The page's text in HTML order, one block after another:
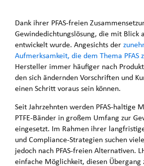
Dank ihrer PFAS-freien
Gewindedichtungslösung, die mit Blick
entwickelt wurde. Angesichts der
Aufmerksamkeit, die dem Thema PFAS
Hersteller immer häufiger nach
den sich ändernden Vorschriften und
einen Schritt voraus sein können.
Seit Jahrzehnten werden PFAS-haltige
PTFE-Bänder in großem Umfang zur
eingesetzt. Im Rahmen ihrer
und Compliance-Strategien suchen
jedoch nach PFAS-freien Alternativen.
einfache Möglichkeit, diesen Übergang